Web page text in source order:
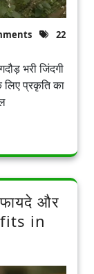
22
भरी जिंदगी
प्रकृति का
और
in